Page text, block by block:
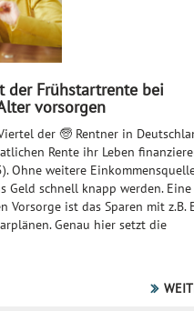
der Frühstartrente bei
vorsorgen
der 🧓 Rentner in
Rente ihr Leben
Ohne weitere
Geld schnell knapp werden.
ist das Sparen mit z.B.
Genau hier setzt die